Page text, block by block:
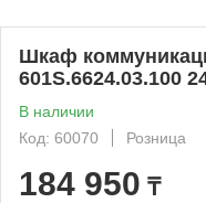
Шкаф
601S.6624.03.100
В наличии
Код: 60070
Розница
184 950 ₸